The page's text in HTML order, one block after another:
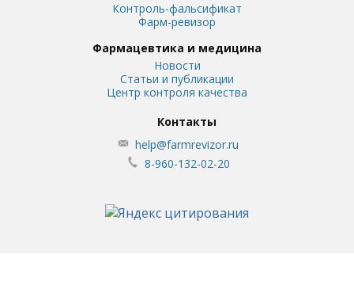
Контроль-фальсификат
Фарм-ревизор
Фармацевтика и медицина
Новости
Статьи и публикации
Центр контроля качества
Контакты
help@farmrevizor.ru
8-960-132-02-20